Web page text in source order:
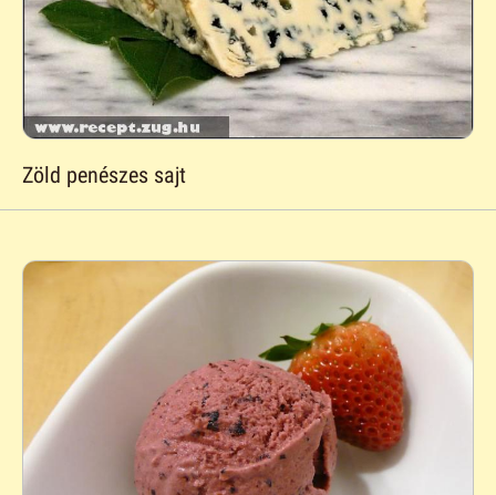
Zöld penészes sajt